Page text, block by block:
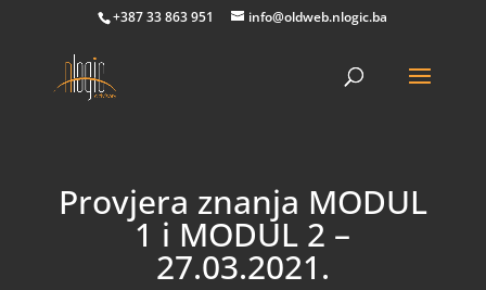
+387 33 863 951 info@oldweb.nlogic.ba
Provjera znanja MODUL
1 i MODUL 2 –
27.03.2021.